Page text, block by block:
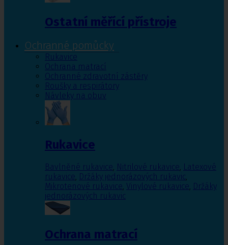
Ostatní měřící přístroje
Ochranné pomůcky
Rukavice
Ochrana matrací
Ochranné zdravotní zástěry
Roušky a respirátory
Návleky na obuv
Rukavice
Bavlněné rukavice, Nitrilové rukavice, Latexové
rukavice, Držáky jednorázových rukavic,
Mikrotenové rukavice, Vinylové rukavice, Držáky
jednorázových rukavic
Ochrana matrací